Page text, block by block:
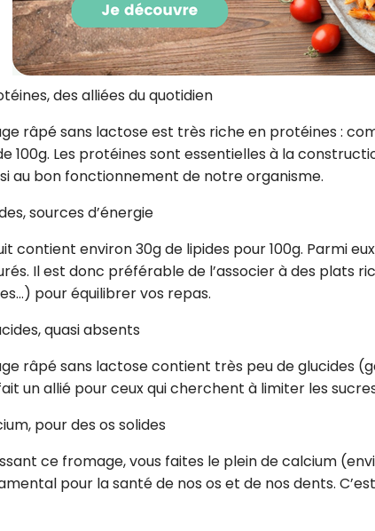
des alliées du quotidien
râpé sans lactose est très riche en protéines :
100g. Les protéines sont essentielles à la
au bon fonctionnement de notre organisme.
sources d’énergie
contient environ 30g de lipides pour 100g. Parmi
Il est donc préférable de l’associer à des plats
pour équilibrer vos repas.
quasi absents
râpé sans lactose contient très peu de glucides
un allié pour ceux qui cherchent à limiter les
pour des os solides
ce fromage, vous faites le plein de calcium
pour la santé de nos os et de nos dents.